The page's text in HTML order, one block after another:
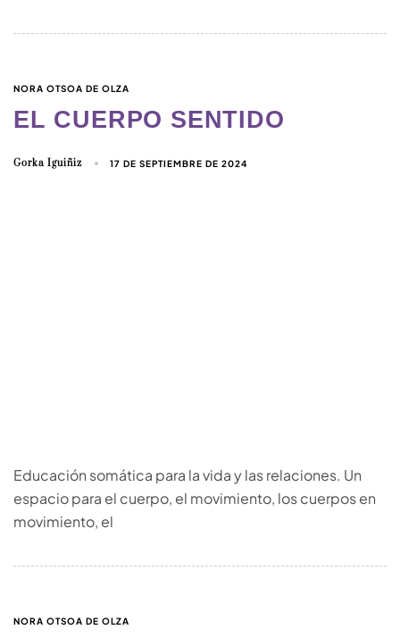
NORA OTSOA DE OLZA
EL CUERPO SENTIDO
Gorka Iguiñiz 17 DE SEPTIEMBRE DE 2024
Educación somática para la vida y las relaciones. Un
espacio para el cuerpo, el movimiento, los cuerpos en
movimiento, el
NORA OTSOA DE OLZA